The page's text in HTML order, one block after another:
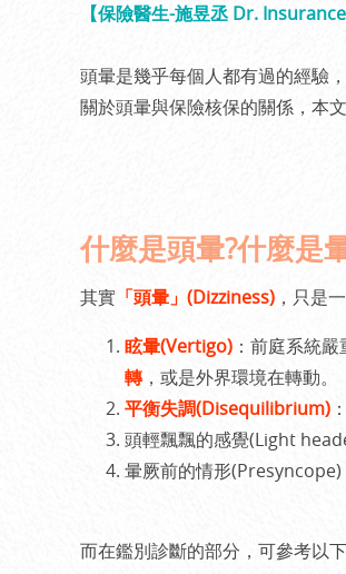
【保險醫生-施昱丞 Dr. Insurance
頭暈是幾乎每個人都有過的經驗
關於頭暈與保險核保的關係，本
什麼是頭暈?什麼是
其實 「頭暈」(Dizziness) ，只是
眩暈(Vertigo) ：前庭系統
轉，或是外界環境在轉動。
平衡失調(Disequilibrium)
頭輕飄飄的感覺(Light
暈厥前的情形
而在鑑別診斷的部分，可參考以